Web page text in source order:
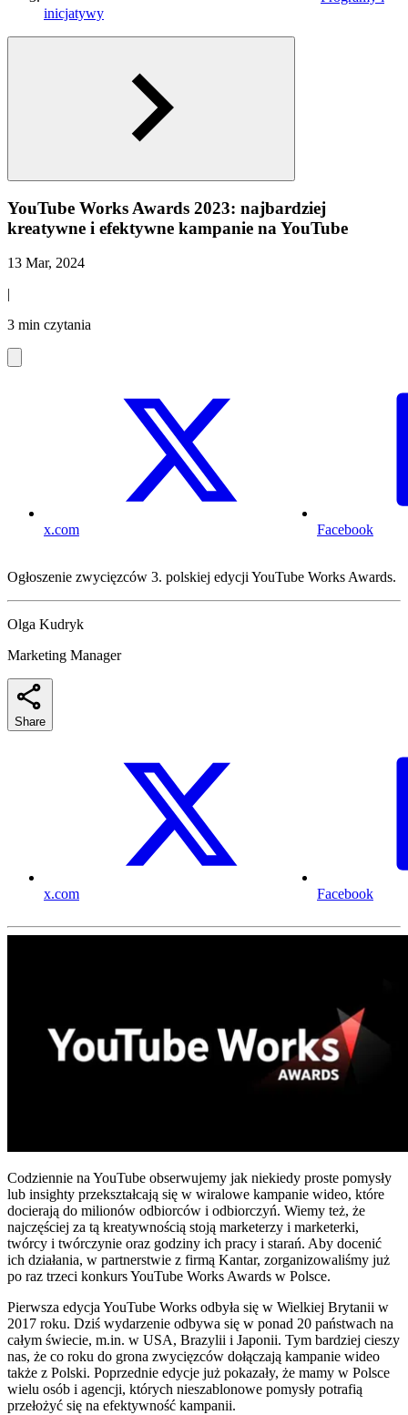
inicjatywy
YouTube Works Awards 2023: najbardziej
kreatywne i efektywne kampanie na YouTube
13 Mar, 2024
|
3 min czytania
x.com Facebook
Ogłoszenie zwycięzców 3. polskiej edycji YouTube Works Awards.
Olga Kudryk
Marketing Manager
Share
x.com Facebook
Codziennie na YouTube obserwujemy jak niekiedy proste pomysły
lub insighty przekształcają się w wiralowe kampanie wideo, które
docierają do milionów odbiorców i odbiorczyń. Wiemy też, że
najczęściej za tą kreatywnością stoją marketerzy i marketerki,
twórcy i twórczynie oraz godziny ich pracy i starań. Aby docenić
ich działania, w partnerstwie z firmą Kantar, zorganizowaliśmy już
po raz trzeci konkurs YouTube Works Awards w Polsce.
Pierwsza edycja YouTube Works odbyła się w Wielkiej Brytanii w
2017 roku. Dziś wydarzenie odbywa się w ponad 20 państwach na
całym świecie, m.in. w USA, Brazylii i Japonii. Tym bardziej cieszy
nas, że co roku do grona zwycięzców dołączają kampanie wideo
także z Polski. Poprzednie edycje już pokazały, że mamy w Polsce
wielu osób i agencji, których nieszablonowe pomysły potrafią
przełożyć się na efektywność kampanii.